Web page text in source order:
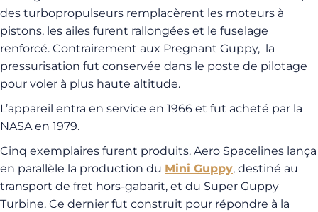
des turbopropulseurs remplacèrent les moteurs à
pistons, les ailes furent rallongées et le fuselage
renforcé. Contrairement aux Pregnant Guppy, la
pressurisation fut conservée dans le poste de pilotage
pour voler à plus haute altitude.
L’appareil entra en service en 1966 et fut acheté par la
NASA en 1979.
Cinq exemplaires furent produits. Aero Spacelines lança
en parallèle la production du Mini Guppy, destiné au
transport de fret hors-gabarit, et du Super Guppy
Turbine. Ce dernier fut construit pour répondre à la